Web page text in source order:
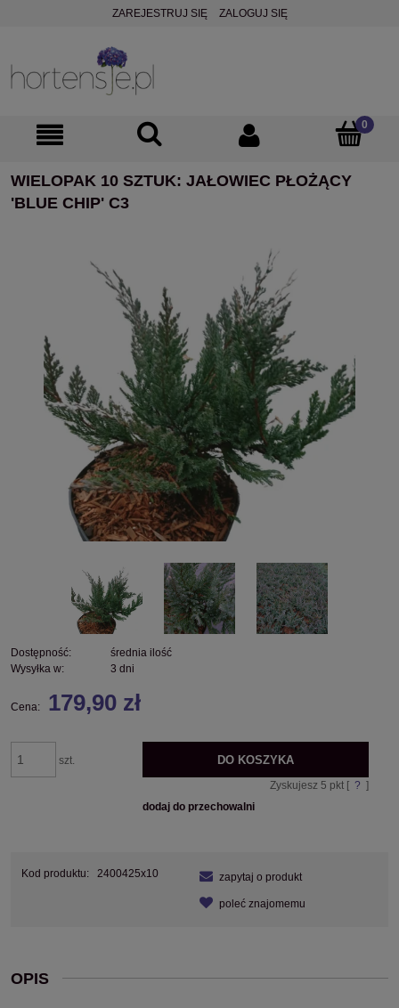
ZAREJESTRUJ SIĘ ZALOGUJ SIĘ
WIELOPAK 10 SZTUK: JAŁOWIEC PŁOŻĄCY
'BLUE CHIP' C3
Dostępność:
średnia ilość
Wysyłka w:
3 dni
Cena: 179,90 zł
szt. DO KOSZYKA
Zyskujesz5 pkt [ ? ]
dodaj do przechowalni
Kod produktu: 2400425x10 zapytaj o produkt
poleć znajomemu
OPIS